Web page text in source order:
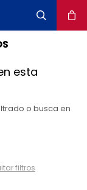
esta
o busca en
filtros